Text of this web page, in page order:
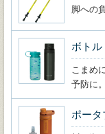
脚への
ボトル
こまめ
予防に。
ポータ